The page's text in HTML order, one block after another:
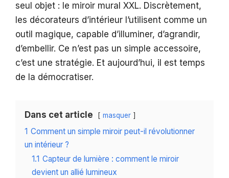
seul objet : le miroir mural XXL. Discrètement,
les décorateurs d’intérieur l’utilisent comme un
outil magique, capable d’illuminer, d’agrandir,
d’embellir. Ce n’est pas un simple accessoire,
c’est une stratégie. Et aujourd’hui, il est temps
de la démocratiser.
Dans cet article masquer
1 Comment un simple miroir peut-il révolutionner
un intérieur ?
1.1 Capteur de lumière : comment le miroir
devient un allié lumineux